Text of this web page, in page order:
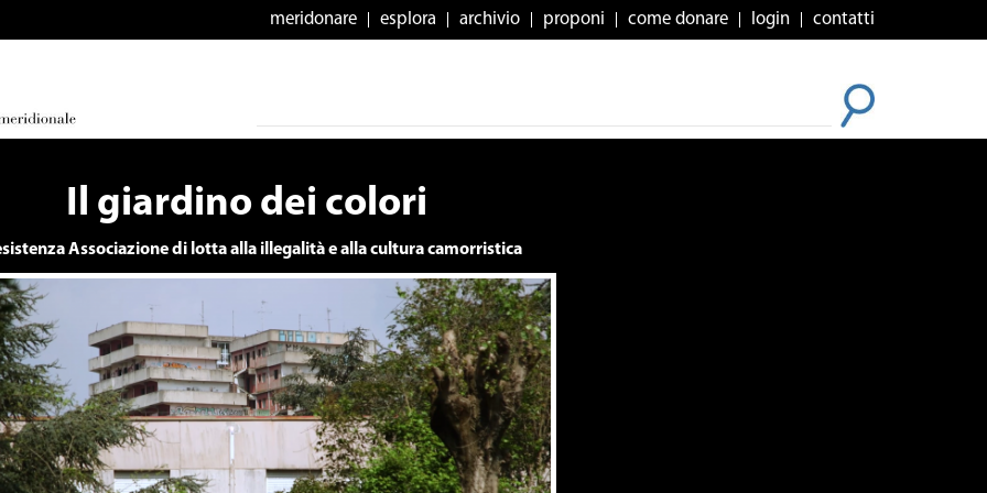
meridonare esplora archivio proponi come donare login contatti
Il giardino dei colori
Associazione di lotta alla illegalità e alla cultura camorristica